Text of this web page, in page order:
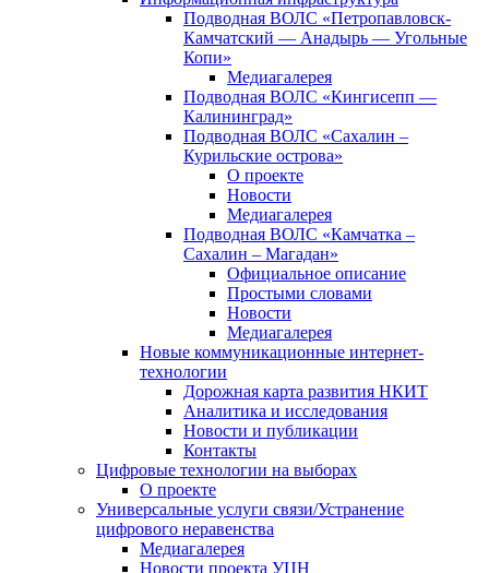
Подводная ВОЛС «Петропавловск-
Камчатский — Анадырь — Угольные
Копи»
Медиагалерея
Подводная ВОЛС «Кингисепп —
Калининград»
Подводная ВОЛС «Сахалин –
Курильские острова»
О проекте
Новости
Медиагалерея
Подводная ВОЛС «Камчатка –
Сахалин – Магадан»
Официальное описание
Простыми словами
Новости
Медиагалерея
Новые коммуникационные интернет-
технологии
Дорожная карта развития НКИТ
Аналитика и исследования
Новости и публикации
Контакты
Цифровые технологии на выборах
О проекте
Универсальные услуги связи/Устранение
цифрового неравенства
Медиагалерея
Новости проекта УЦН